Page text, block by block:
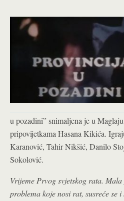
u pozadini” snimaljena je u
pripovijetkama Hasana Kikića.
Karanović, Tahir Nikšić, Danilo
Sokolović.
Vrijeme Prvog svjetskog rata.
problema koje nosi rat, susreće se